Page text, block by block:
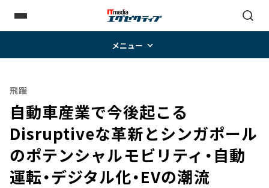
メニュー
飛躍
自動車産業で今後起こる
Disruptiveな革新とシンガポール
のポテンシャル――モビリティ・自動
運転・デジタル化・EVの潮流